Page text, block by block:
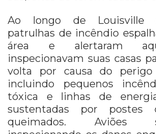
Ao longo de Louisville
patrulhas de incêndio
área e alertaram
inspecionavam suas casas
volta por causa do perigo
incluindo pequenos
tóxica e linhas de
sustentadas por postes
queimados. Aviões